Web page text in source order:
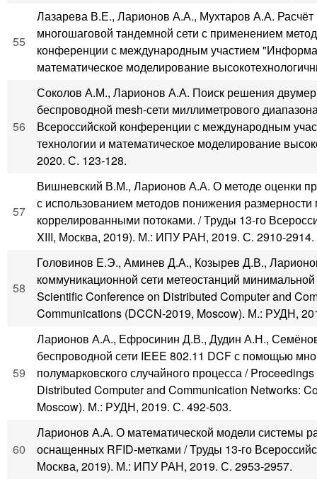
55
Лазарева В.Е., Ларионов А.А., Мухтаров А.А.
многошаговой тандемной сети с применением
конференции с международным участием
математическое моделирование
56
Соколов А.М., Ларионов А.А. Поиск решения
беспроводной mesh-сети миллиметрового
Всероссийской конференции с международным
технологии и математическое моделирование
2020. С. 123-128.
57
Вишневский В.М., Ларионов А.А. О методе оценки
с использованием методов понижения размерности
коррелированными потоками. / Труды 13-го
XIII, Москва, 2019). М.: ИПУ РАН, 2019. С. 2910-2914.
58
Головинов Е.Э., Аминев Д.А., Козырев Д.В.,
коммуникационной сети метеостанций
Scientific Conference on Distributed Computer and
Communications (DCCN-2019, Moscow). М.: РУДН,
59
Ларионов А.А., Ефросинин Д.В., Дудин А.Н.,
беспроводной сети IEEE 802.11 DCF с помощью
полумарковского случайного процесса /
Distributed Computer and Communication Networks:
Moscow). М.: РУДН, 2019. С. 492-503.
60
Ларионов А.А. О математической модели системы
оснащенных RFID-метками / Труды 13-го
Москва, 2019). М.: ИПУ РАН, 2019. С. 2953-2957.